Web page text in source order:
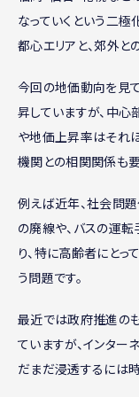
なっていくという二極
都心エリアと、郊外と
今回の地価動向を見
昇していますが、中
や地価上昇率はそれ
機関との相関関係も
例えば近年、社会問
の廃線や、バスの運
り、特に高齢者にとっ
う問題です。
最近では政府推進の
ていますが、インタ
だまだ浸透するには